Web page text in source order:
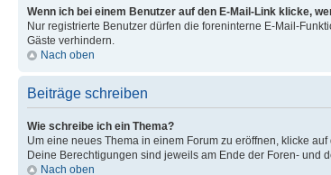
Wenn ich bei einem Benutzer auf den E-Mail-Link klicke,
Nur registrierte Benutzer dürfen die foreninterne E-Mail-
Gäste verhindern.
Nach oben
Beiträge schreiben
Wie schreibe ich ein Thema?
Um eine neues Thema in einem Forum zu eröffnen, klicke
Deine Berechtigungen sind jeweils am Ende der Foren- und
Nach oben